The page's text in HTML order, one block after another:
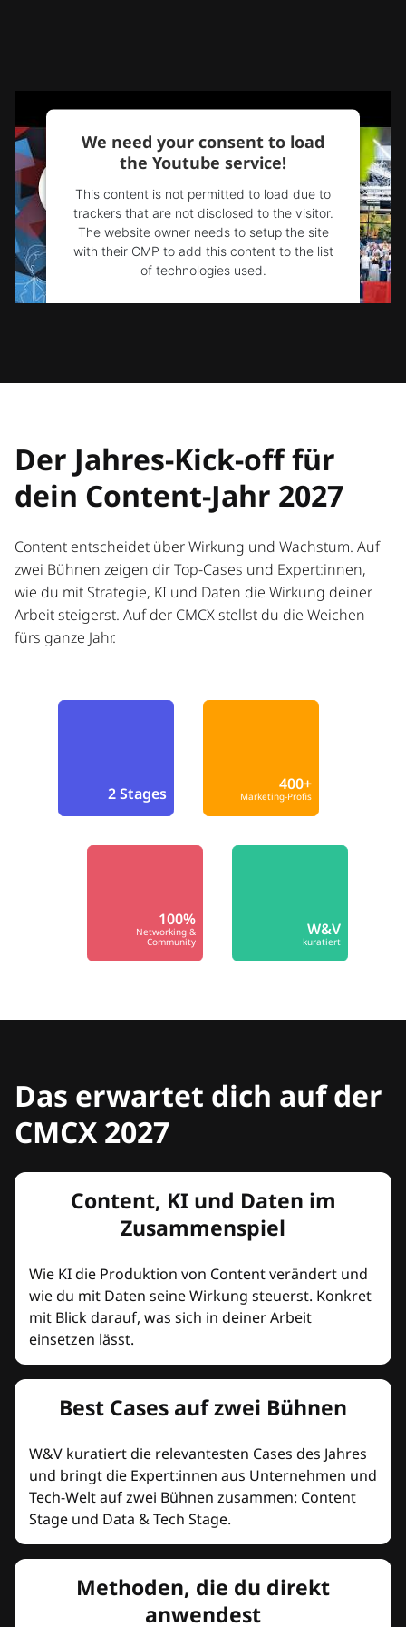
We need your consent to load
the Youtube service!
This content is not permitted to load due to
trackers that are not disclosed to the visitor.
The website owner needs to setup the site
with their CMP to add this content to the list
of technologies used.
Powered byUsercentrics Consent
Der Jahres-Kick-off für
dein Content-Jahr 2027
Content entscheidet über Wirkung und Wachstum. Auf
zwei Bühnen zeigen dir Top-Cases und Expert:innen,
wie du mit Strategie, KI und Daten die Wirkung deiner
Arbeit steigerst. Auf der CMCX stellst du die Weichen
fürs ganze Jahr.
2 Stages 400+
Marketing-Profis
100%
Networking &
Community
W&V
kuratiert
Das erwartet dich auf der
CMCX 2027
Content, KI und Daten im
Zusammenspiel
Wie KI die Produktion von Content verändert und
wie du mit Daten seine Wirkung steuerst. Konkret
mit Blick darauf, was sich in deiner Arbeit
einsetzen lässt.
Best Cases auf zwei Bühnen
W&V kuratiert die relevantesten Cases des Jahres
und bringt die Expert:innen aus Unternehmen und
Tech-Welt auf zwei Bühnen zusammen: Content
Stage und Data & Tech Stage.
Methoden, die du direkt
anwendest